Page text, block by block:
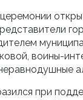
воины-
при